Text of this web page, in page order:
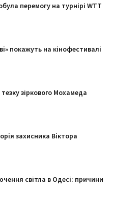
перемогу на турнірі WTT
покажуть на кінофестивалі
зіркового Мохамеда
захисника Віктора
світла в Одесі: причини